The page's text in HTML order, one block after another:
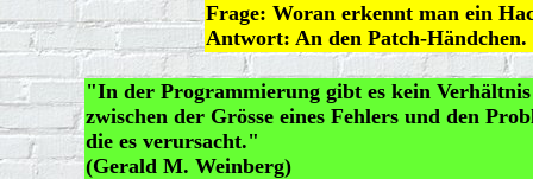
Frage: Woran erkennt man ein
Antwort: An den Patch-Händchen.
"In der Programmierung gibt es kein Verhältnis
zwischen der Grösse eines Fehlers und den
die es verursacht."
(Gerald M. Weinberg)